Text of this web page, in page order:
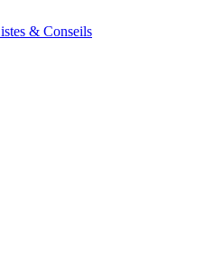
& Conseils